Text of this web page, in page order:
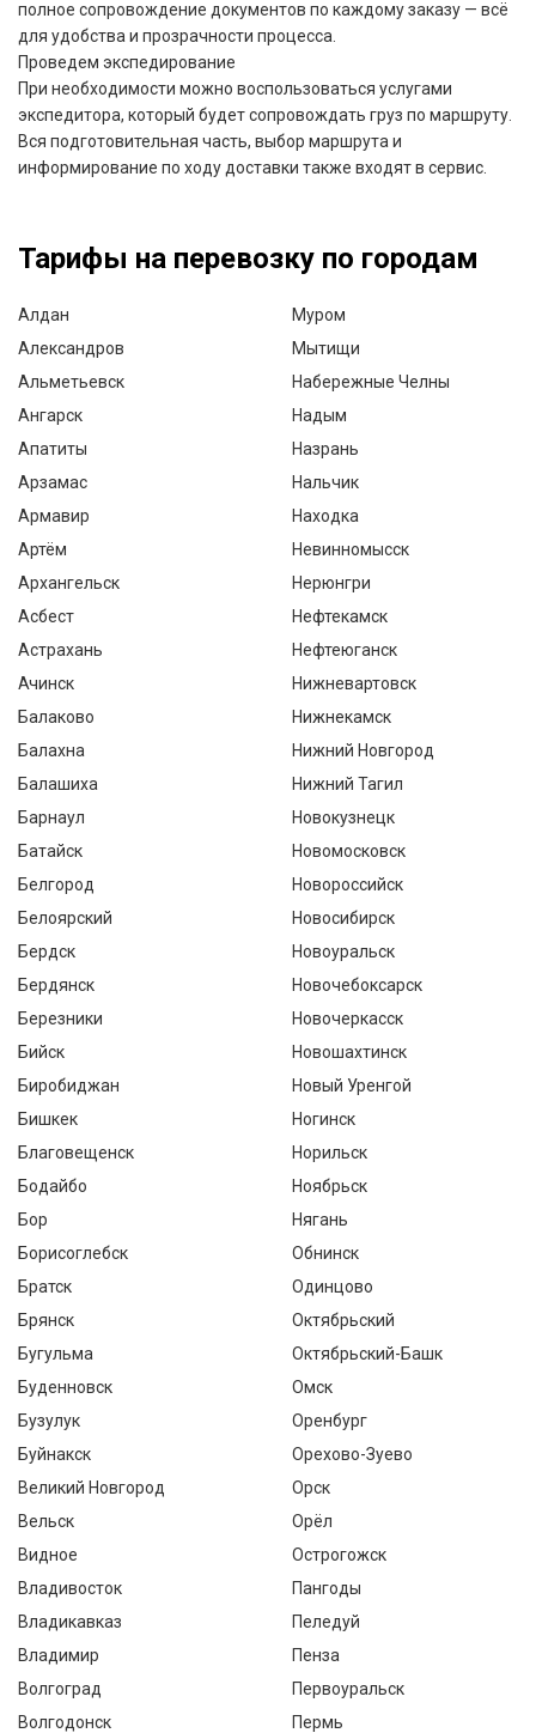
полное сопровождение документов по каждому заказу — всё
для удобства и прозрачности процесса.
Проведем экспедирование
При необходимости можно воспользоваться услугами
экспедитора, который будет сопровождать груз по маршруту.
Вся подготовительная часть, выбор маршрута и
информирование по ходу доставки также входят в сервис.
Тарифы на перевозку по городам
Алдан
Александров
Альметьевск
Ангарск
Апатиты
Арзамас
Армавир
Артём
Архангельск
Асбест
Астрахань
Ачинск
Балаково
Балахна
Балашиха
Барнаул
Батайск
Белгород
Белоярский
Бердск
Бердянск
Березники
Бийск
Биробиджан
Бишкек
Благовещенск
Бодайбо
Бор
Борисоглебск
Братск
Брянск
Бугульма
Буденновск
Бузулук
Буйнакск
Великий Новгород
Вельск
Видное
Владивосток
Владикавказ
Владимир
Волгоград
Волгодонск
Муром
Мытищи
Набережные Челны
Надым
Назрань
Нальчик
Находка
Невинномысск
Нерюнгри
Нефтекамск
Нефтеюганск
Нижневартовск
Нижнекамск
Нижний Новгород
Нижний Тагил
Новокузнецк
Новомосковск
Новороссийск
Новосибирск
Новоуральск
Новочебоксарск
Новочеркасск
Новошахтинск
Новый Уренгой
Ногинск
Норильск
Ноябрьск
Нягань
Обнинск
Одинцово
Октябрьский
Октябрьский-Башк
Омск
Оренбург
Орехово-Зуево
Орск
Орёл
Острогожск
Пангоды
Пеледуй
Пенза
Первоуральск
Пермь